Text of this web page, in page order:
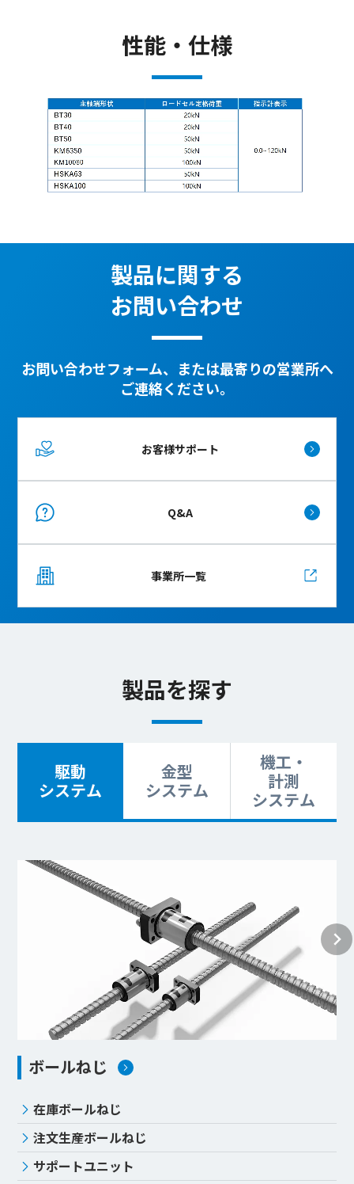
性能・仕様
製品に関する
お問い合わせ
お問い合わせフォーム、または最寄りの営業所へ
ご連絡ください。
お客様サポート
Q&A
事業所一覧
製品を探す
駆動
システム
金型
システム
機工・
計測
システム
ボールねじ
在庫ボールねじ
注文生産ボールねじ
サポートユニット